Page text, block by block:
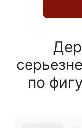
по